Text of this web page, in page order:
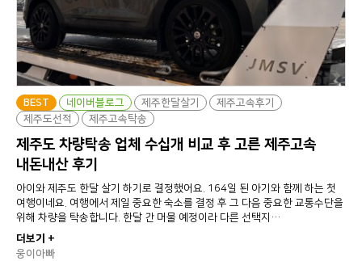
BEST 네이버블로그 제주한달살기
제주고속후기
제주도선적
제주고속탁송
제주도 차량탁송 업체 수십개 비교 후 고른 제주고속
내돈내산 후기
아이와 제주도 한달 살기 하기로 결정했어요. 164일 된 아기와 함께 하는 첫
여행이네요. 여행에서 제일 중요한 숙소를 결정 후 그 다음 중요한 교통수단을
위해 차량을 탁송합니다. 한달 간 머물 예정이라 다른 선택지…
더보기 +
웅이아빠